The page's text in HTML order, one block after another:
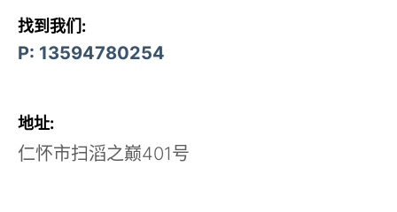
找到我们:
P: 13594780254
地址:
仁怀市扫滔之巅401号